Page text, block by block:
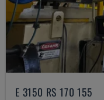
E 3150 RS 170 155